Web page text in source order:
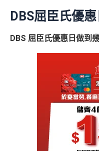
DBS屈臣氏優
DBS 屈臣氏優惠日做到